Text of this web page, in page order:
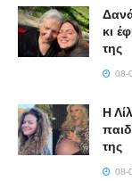
κι
της
08-
Η
της
08-